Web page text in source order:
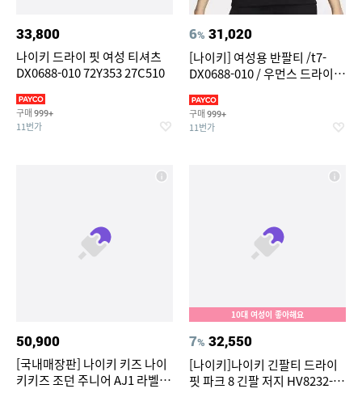
33,800
나이키 드라이 핏 여성 티셔츠
DX0688-010 72Y353 27C510
구매 999+
11번가
6% 31,020
[나이키] 여성용 반팔티 /t7-
DX0688-010 / 우먼스 드라이
구매 999+
11번가
50,900
[국내매장판] 나이키 키즈 나이
키키즈 조던 주니어 AJ1 라벨 긴
10대 여성이 좋아해요
7% 32,550
[나이키]나이키 긴팔티 드라이
핏 파크 8 긴팔 저지 HV8232-